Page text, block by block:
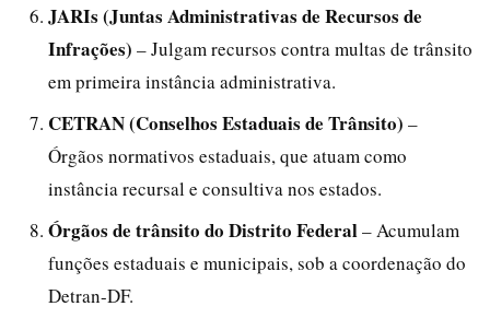
JARIs (Juntas Administrativas de Recursos de
Infrações) – Julgam recursos contra multas de trânsito
em primeira instância administrativa.
CETRAN (Conselhos Estaduais de Trânsito) –
Órgãos normativos estaduais, que atuam como
instância recursal e consultiva nos estados.
Órgãos de trânsito do Distrito Federal– Acumulam
funções estaduais e municipais, sob a coordenação do
Detran-DF.